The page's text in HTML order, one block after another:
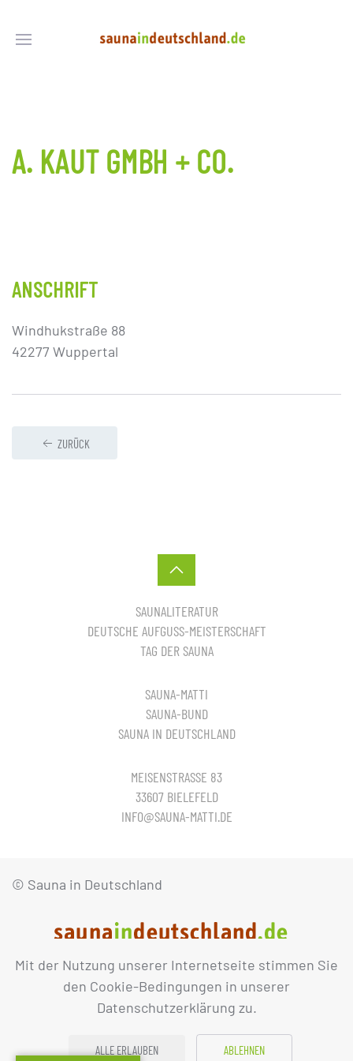
Mit der Nutzung unserer Internetseite stimmen Sie
den Cookie-Bedingungen in unserer
Datenschutzerklärung zu.
ALLE ERLAUBEN ABLEHNEN
A. KAUT GMBH + CO.
ANSCHRIFT
Windhukstraße 88
42277 Wuppertal
ZURÜCK
SAUNALITERATUR
DEUTSCHE AUFGUSS-MEISTERSCHAFT
TAG DER SAUNA
SAUNA-MATTI
SAUNA-BUND
SAUNA IN DEUTSCHLAND
MEISENSTRASSE 83
33607 BIELEFELD
INFO@SAUNA-MATTI.DE
© Sauna in Deutschland
IMPRESSUM DATENSCHUTZ